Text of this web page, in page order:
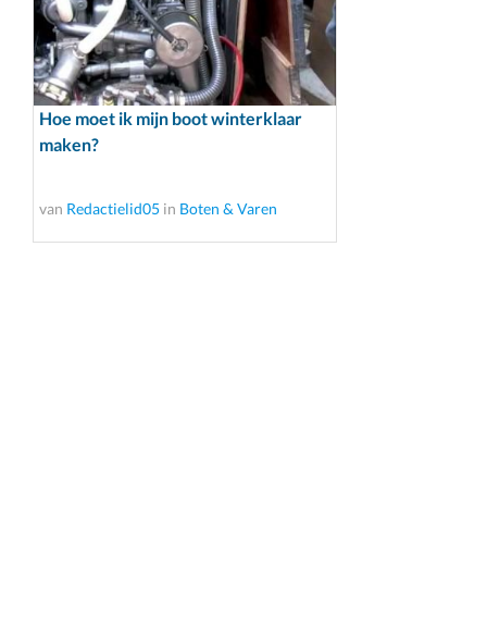
Hoe moet ik mijn boot winterklaar
maken?
van Redactielid05 in Boten & Varen